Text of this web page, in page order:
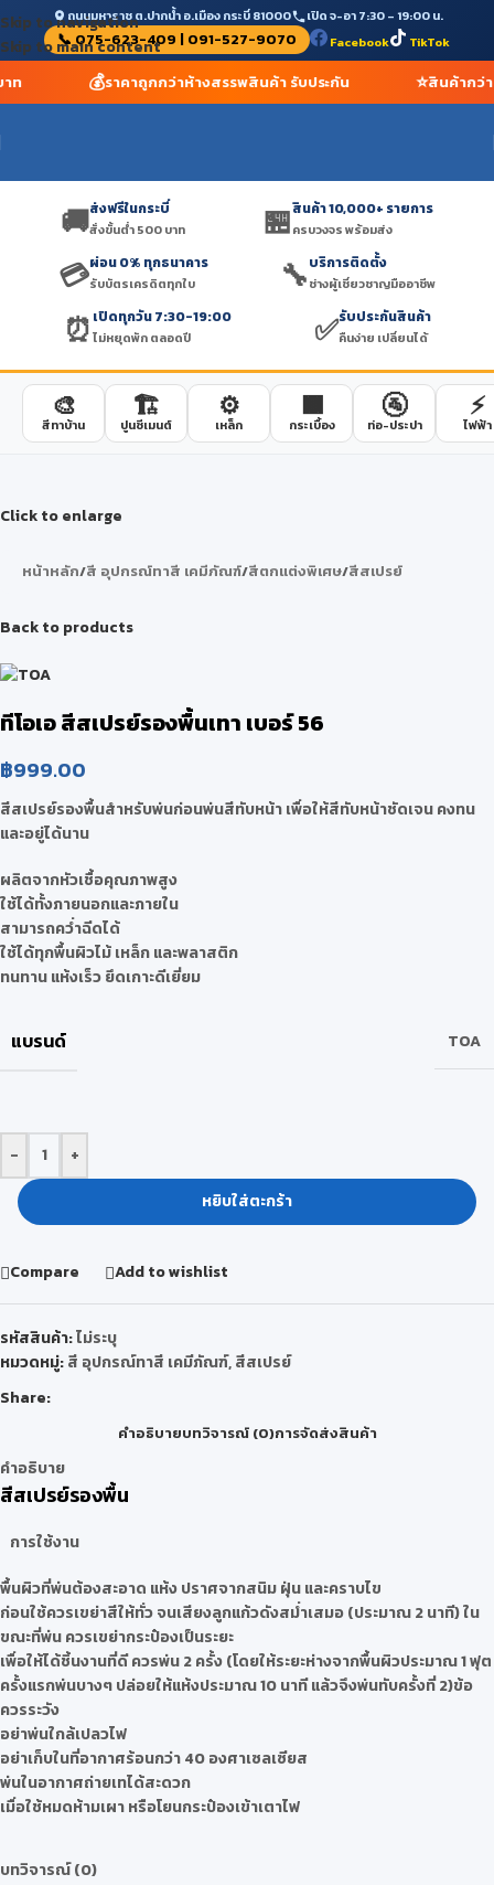
Skip to navigation
Skip to main content
ถนนมหาราช ต.ปากน้ำ อ.เมือง กระบี่ 81000 เปิด จ-อา 7:30 – 19:00 น.
📞 075-623-409 | 091-527-9070 Facebook TikTok
ท 💰ราคาถูกกว่าห้างสรรพสินค้า รับประกัน ⭐สินค้ากว่า
🚚ส่งฟรีในกระบี่
สั่งขั้นต่ำ 500 บาท 🏪สินค้า 10,000+ รายการ
ครบวงจร พร้อมส่ง
💳ผ่อน 0% ทุกธนาคาร
รับบัตรเครดิตทุกใบ 🔧บริการติดตั้ง
ช่างผู้เชี่ยวชาญมืออาชีพ
⏰ เปิดทุกวัน 7:30-19:00
ไม่หยุดพัก ตลอดปี ✅รับประกันสินค้า
คืนง่าย เปลี่ยนได้
🎨
สีทาบ้าน
🏗️
ปูนซีเมนต์
⚙️
เหล็ก
🟫
กระเบื้อง
🚰
ท่อ-ประปา
⚡
ไฟฟ้า
Click to enlarge
หน้าหลัก/สี อุปกรณ์ทาสี เคมีภัณฑ์/สีตกแต่งพิเศษ/สีสเปรย์
Back to products
ทีโอเอ สีสเปรย์รองพื้นเทา เบอร์ 56
฿999.00
สีสเปรย์รองพื้นสำหรับพ่นก่อนพ่นสีทับหน้า เพื่อให้สีทับหน้าชัดเจน คงทน
และอยู่ได้นาน
ผลิตจากหัวเชื้อคุณภาพสูง
ใช้ได้ทั้งภายนอกและภายใน
สามารถคว่ำฉีดได้
ใช้ได้ทุกพื้นผิวไม้ เหล็ก และพลาสติก
ทนทาน แห้งเร็ว ยึดเกาะดีเยี่ยม
แบรนด์ TOA
-
+
หยิบใส่ตะกร้า
Compare Add to wishlist
รหัสสินค้า:ไม่ระบุ
หมวดหมู่:สี อุปกรณ์ทาสี เคมีภัณฑ์,สีสเปรย์
Share:
คำอธิบายบทวิจารณ์ (0)การจัดส่งสินค้า
คำอธิบาย
สีสเปรย์รองพื้น
การใช้งาน
พื้นผิวที่พ่นต้องสะอาด แห้ง ปราศจากสนิม ฝุ่น และคราบไข
ก่อนใช้ควรเขย่าสีให้ทั่ว จนเสียงลูกแก้วดังสม่ำเสมอ (ประมาณ 2 นาที) ใน
ขณะที่พ่น ควรเขย่ากระป๋องเป็นระยะ
เพื่อให้ได้ชิ้นงานที่ดี ควรพ่น 2 ครั้ง (โดยให้ระยะห่างจากพื้นผิวประมาณ 1 ฟุต
ครั้งแรกพ่นบางๆ ปล่อยให้แห้งประมาณ 10 นาที แล้วจึงพ่นทับครั้งที่ 2)ข้อ
ควรระวัง
อย่าพ่นใกล้เปลวไฟ
อย่าเก็บในที่อากาศร้อนกว่า 40 องศาเซลเซียส
พ่นในอากาศถ่ายเทได้สะดวก
เมื่อใช้หมดห้ามเผา หรือโยนกระป๋องเข้าเตาไฟ
บทวิจารณ์ (0)